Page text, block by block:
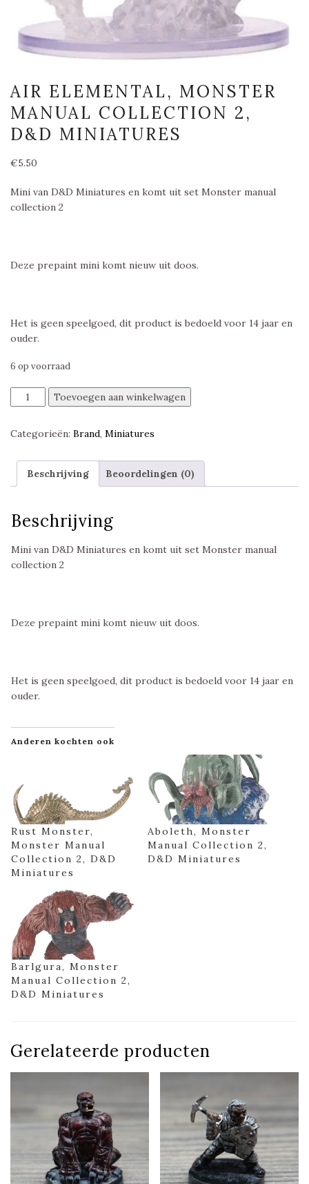
AIR ELEMENTAL, MONSTER
MANUAL COLLECTION 2,
D&D MINIATURES
€5.50
Mini van D&D Miniatures en komt uit set Monster manual
collection 2
Deze prepaint mini komt nieuw uit doos.
Het is geen speelgoed, dit product is bedoeld voor 14 jaar en
ouder.
6 op voorraad
Elemental,
Manual
D&D
aantal
Toevoegen aan winkelwagen
Categorieën: Brand, Miniatures
Beschrijving Beoordelingen (0)
Beschrijving
Mini van D&D Miniatures en komt uit set Monster manual
collection 2
Deze prepaint mini komt nieuw uit doos.
Het is geen speelgoed, dit product is bedoeld voor 14 jaar en
ouder.
Anderen kochten ook
Rust Monster,
Monster Manual
Collection 2, D&D
Miniatures
Aboleth, Monster
Manual Collection 2,
D&D Miniatures
Barlgura, Monster
Manual Collection 2,
D&D Miniatures
Gerelateerde producten